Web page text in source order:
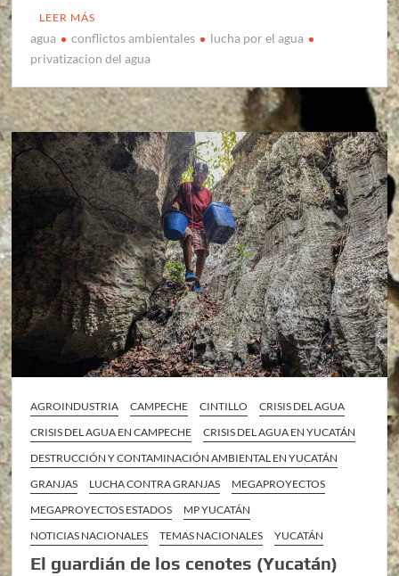
LEER MÁS
agua conflictos ambientales
lucha por el agua
privatizacion del agua
AGROINDUSTRIA CAMPECHE CINTILLO
CRISIS DEL AGUA
CRISIS DEL AGUA EN CAMPECHE
CRISIS DEL AGUA EN YUCATÁN
DESTRUCCIÓN Y CONTAMINACIÓN AMBIENTAL EN YUCATÁN
GRANJAS
LUCHA CONTRA GRANJAS
MEGAPROYECTOS
MEGAPROYECTOS ESTADOS
MP YUCATÁN
NOTICIAS NACIONALES
TEMAS NACIONALES YUCATÁN
El guardián de los cenotes (Yucatán)